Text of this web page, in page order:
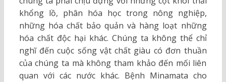
khổng lồ, phân hóa học trong nông nghiệp,
những hóa chất bảo quản và hàng loạt những
hóa chất độc hại khác. Chúng ta không thể chỉ
nghĩ đến cuộc sống vật chất giàu có đơn thuần
của chúng ta mà không tham khảo đến mối liên
quan với các nước khác. Bệnh Minamata cho